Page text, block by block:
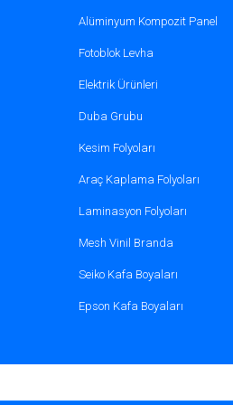
LED gibi enerji
Branda yüzeyi
Açık hava
Reklam
Premium
Geniş
Alüminyum Kompozit Panel
Fotoblok Levha
Elektrik Ürünleri
Duba Grubu
Kesim Folyoları
Araç Kaplama Folyoları
Laminasyon Folyoları
Mesh Vinil Branda
Seiko Kafa Boyaları
Epson Kafa Boyaları